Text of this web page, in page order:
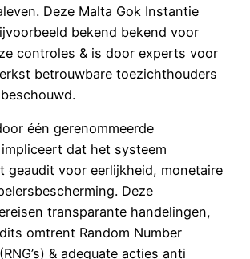
Deze Malta Gok Instantie
bekend bekend voor
controles & is door experts voor
betrouwbare toezichthouders
één gerenommeerde
dat het systeem
geaudit voor eerlijkheid, monetaire
Deze
transparante handelingen,
omtrent Random Number
& adequate acties anti